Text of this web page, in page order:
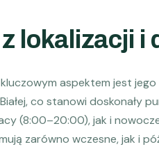
lokalizacji
kluczowym aspektem jest jego
co stanowi
(8:00–20:00), jak i
zarówno wczesne, jak i